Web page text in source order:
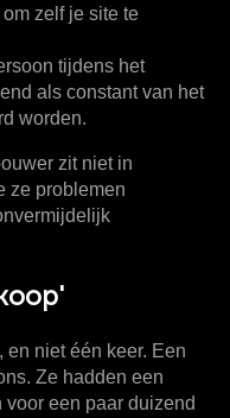
zelf je site te
tijdens het
als constant van het
worden.
zit niet in
ze problemen
niet één keer. Een
Ze hadden een
een paar duizend